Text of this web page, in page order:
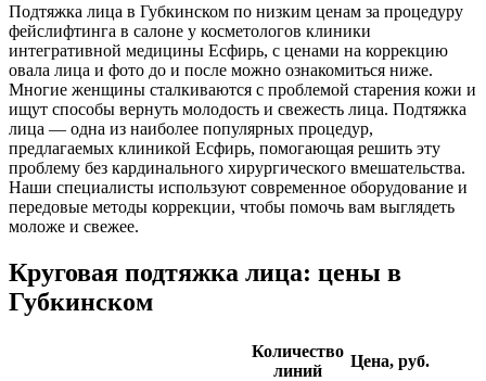
Подтяжка лица в Губкинском по низким ценам за процедуру
фейслифтинга в салоне у косметологов клиники
интегративной медицины Есфирь, с ценами на коррекцию
овала лица и фото до и после можно ознакомиться ниже.
Многие женщины сталкиваются с проблемой старения кожи и
ищут способы вернуть молодость и свежесть лица. Подтяжка
лица — одна из наиболее популярных процедур,
предлагаемых клиникой Есфирь, помогающая решить эту
проблему без кардинального хирургического вмешательства.
Наши специалисты используют современное оборудование и
передовые методы коррекции, чтобы помочь вам выглядеть
моложе и свежее.
Круговая подтяжка лица: цены в
Губкинском
Количество
линий
Цена, руб.